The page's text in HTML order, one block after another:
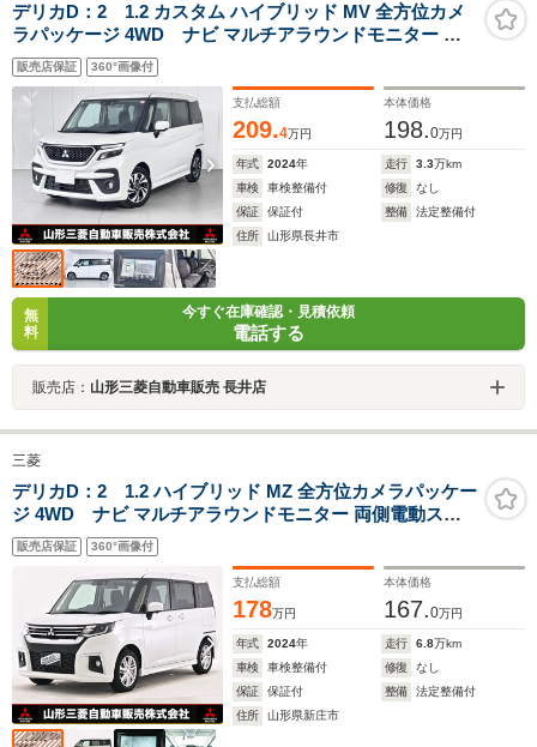
デリカD：2 1.2 カスタム ハイブリッド MV 全方位カメ
ラパッケージ 4WD ナビ マルチアラウンドモニター シ
ートヒーター 両側電動スライドドア ドライブレコーダー
ETC アダプティブクルーズコントロール
販売店保証 360°画像付
支払総額
209.4万円
本体価格
198.0万円
年式 2024年 走行 3.3万km
車検
車検整備付 修復
なし
保証
保証付 整備
法定整備付
住所
山形県長井市
無
料
今すぐ在庫確認・見積依頼
電話する
販売店： 山形三菱自動車販売 長井店
三菱
デリカD：2 1.2 ハイブリッド MZ 全方位カメラパッケー
ジ 4WD ナビ マルチアラウンドモニター 両側電動スラ
イドドア 前席ウォークスルー ドライブレコーダー ETC
レーンキープアシスト 横滑り防止装置
販売店保証 360°画像付
支払総額
178万円
本体価格
167.0万円
年式 2024年 走行 6.8万km
車検
車検整備付 修復
なし
保証
保証付 整備
法定整備付
住所
山形県新庄市